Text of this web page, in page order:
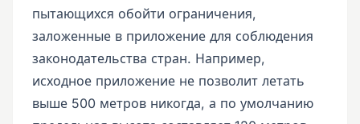
пытающихся обойти ограничения,
заложенные в приложение для соблюдения
законодательства стран. Например,
исходное приложение не позволит летать
выше 500 метров никогда, а по умолчанию